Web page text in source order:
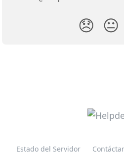
😞 😐
Estado del Servidor